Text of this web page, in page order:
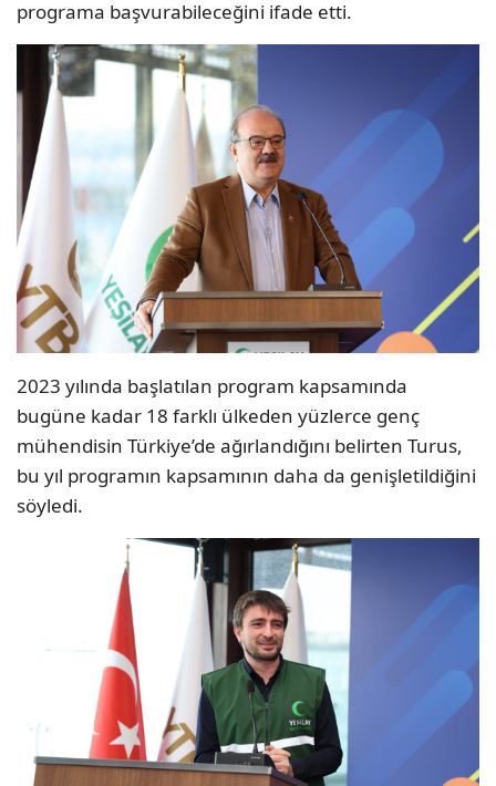
programa başvurabileceğini ifade etti.
2023 yılında başlatılan program kapsamında
bugüne kadar 18 farklı ülkeden yüzlerce genç
mühendisin Türkiye’de ağırlandığını belirten Turus,
bu yıl programın kapsamının daha da genişletildiğini
söyledi.